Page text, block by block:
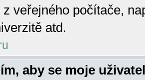
veřejného počítače,
atd.
aby se moje